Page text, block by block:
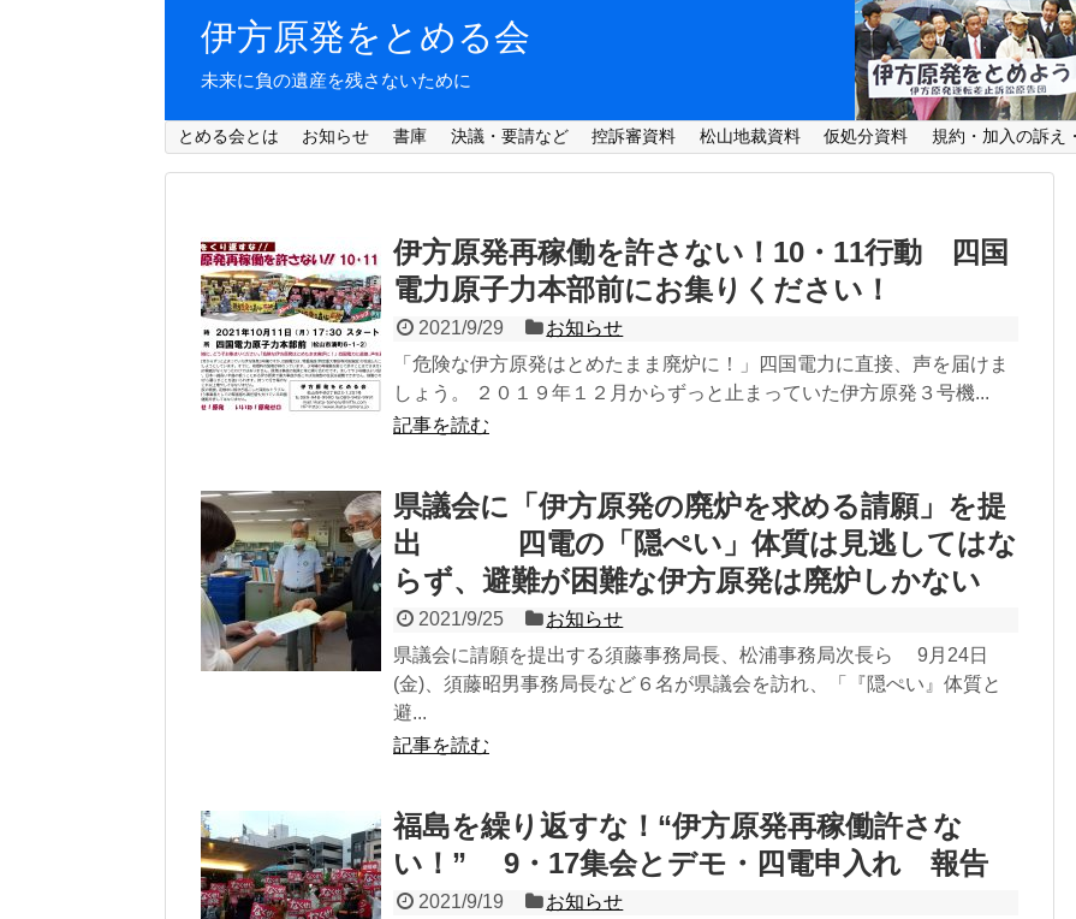
伊方原発をとめる会
未来に負の遺産を残さないために
とめる会とは お知らせ 書庫 決議・要請など 控訴審資料 松山地裁資料 仮処分資料 規約・加入の訴え
伊方原発再稼働を許さない！10・11行動 四国
電力原子力本部前にお集りください！
2021/9/29
お知らせ
「危険な伊方原発はとめたまま廃炉に！」四国電力に直接、声を届けま
しょう。 ２０１９年１２月からずっと止まっていた伊方原発３号機...
記事を読む
県議会に「伊方原発の廃炉を求める請願」を提
出 四電の「隠ぺい」体質は見逃してはな
らず、避難が困難な伊方原発は廃炉しかない
2021/9/25
お知らせ
県議会に請願を提出する須藤事務局長、松浦事務局次長ら 9月24日
(金)、須藤昭男事務局長など６名が県議会を訪れ、「『隠ぺい』体質と
避...
記事を読む
福島を繰り返すな！“伊方原発再稼働許さな
い！” 9・17集会とデモ・四電申入れ 報告
2021/9/19
お知らせ